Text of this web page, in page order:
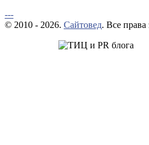
---
© 2010 - 2026. Сайтовед. Все